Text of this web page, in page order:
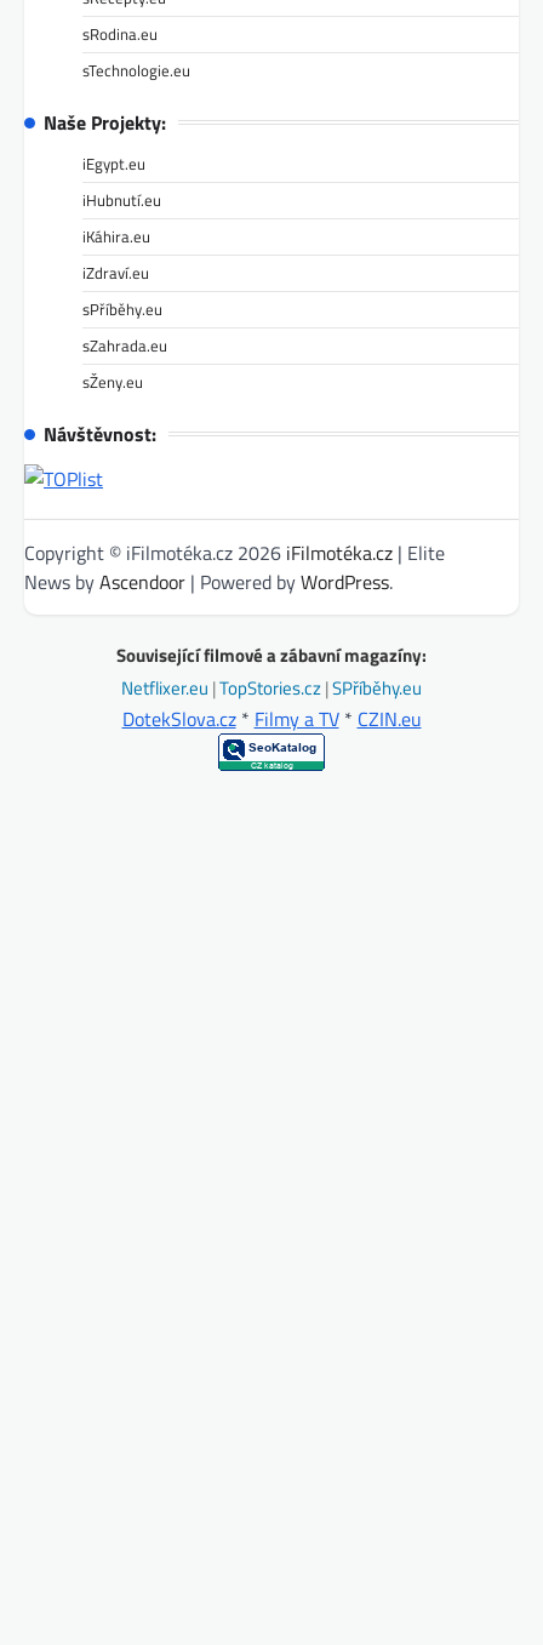
sRodina.eu
sTechnologie.eu
Naše Projekty:
iEgypt.eu
iHubnutí.eu
iKáhira.eu
iZdraví.eu
sPříběhy.eu
sZahrada.eu
sŽeny.eu
Návštěvnost:
Copyright © iFilmotéka.cz 2026 iFilmotéka.cz | Elite
News byAscendoor | Powered byWordPress.
Související filmové a zábavní magazíny:
Netflixer.eu |TopStories.cz|SPříběhy.eu
DotekSlova.cz* Filmy a TV* CZIN.eu